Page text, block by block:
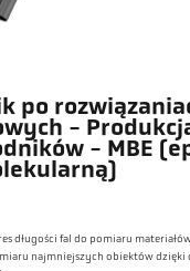
po
-
- MBE
długości fal do pomiaru
najmniejszych obiektów dzięki